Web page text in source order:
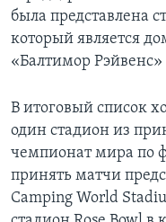
была представлена
который является
«Балтимор
В итоговый список
один стадион из
чемпионат мира по
принять матчи
Camping World